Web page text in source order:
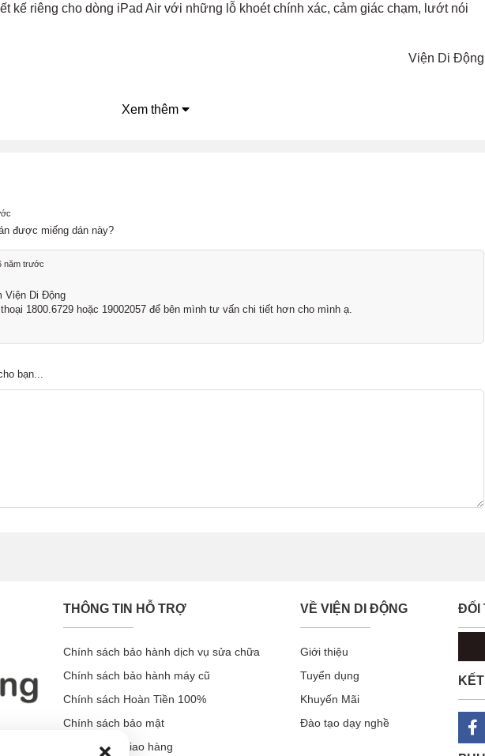
kế riêng cho dòng iPad Air với những lỗ khoét chính xác, cảm giác chạm, lướt nói
Viện Di Động
Xem thêm
được miếng dán này?
năm trước
Viện Di Động
1800.6729 hoặc 19002057 để bên mình tư vấn chi tiết hơn cho mình ạ.
bạn...
THÔNG TIN HỖ TRỢ
Chính sách bảo hành dịch vụ sửa chữa
Chính sách bảo hành máy cũ
Chính sách Hoàn Tiền 100%
Chính sách bảo mật
Chính sách giao hàng
VỀ VIỆN DI ĐỘNG
Giới thiệu
Tuyển dụng
Khuyến Mãi
Đào tạo dạy nghề
ĐỐI